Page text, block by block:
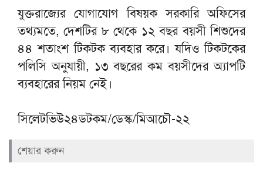
যুক্তরাজ্যের যোগাযোগ বিষয়ক সরকারি অফিসের
তথ্যমতে, দেশটির ৮ থেকে ১২ বছর বয়সী শিশুদের
৪৪ শতাংশ টিকটক ব্যবহার করে। যদিও টিকটকের
পলিসি অনুযায়ী, ১৩ বছরের কম বয়সীদের অ্যাপটি
ব্যবহারের নিয়ম নেই।
সিলেটভিউ২৪ডটকম/ডেস্ক/মিআচৌ-২২
শেয়ার করুন